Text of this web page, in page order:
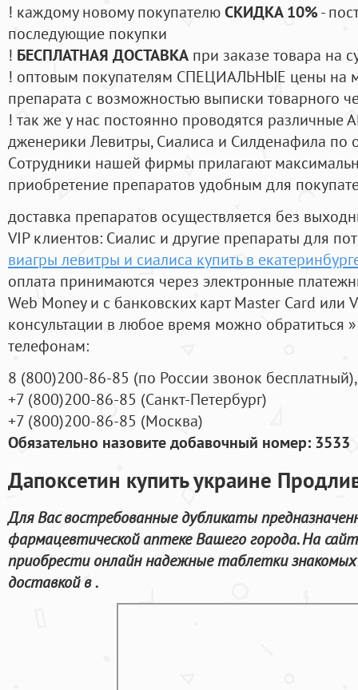
! каждому новому покупателюСКИДКА 10%-
последующие покупки
! БЕСПЛАТНАЯ ДОСТАВКА при заказе товара на
! оптовым покупателям СПЕЦИАЛЬНЫЕ цены на
препарата с возможностью выписки товарного
! так же у нас постоянно проводятся
дженерики Левитры, Сиалиса и Силденафила по
Cотрудники нашей фирмы прилагают
приобретение препаратов удобным для
доставка препаратов осуществляется без
VIP клиентов: Сиалис и другие препараты для
виагры левитры и сиалиса купить в
оплата принимаются через электронные
Web Money и с банковских карт Master Card или
консультации в любое время можно обратиться
телефонам:
8 (800)200-86-85 (по России звонок бесплатный),
+7 (800)200-86-85 (Санкт-Петербург)
+7 (800)200-86-85 (Москва)
Обязательно назовите добавочный номер: 3533
Дапоксетин купить украине
Для Вас востребованные дубликаты
фармацевтической аптеке Вашего города. На
приобрести онлайн надежные таблетки
доставкой в .